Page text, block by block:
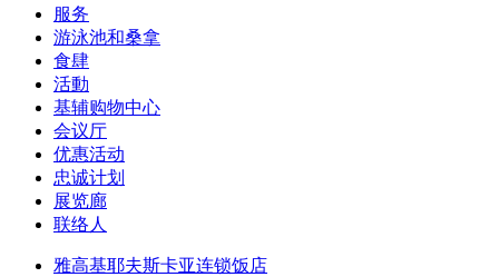
服务
游泳池和桑拿
食肆
活動
基辅购物中心
会议厅
优惠活动
忠诚计划
展览廊
联络人
雅高基耶夫斯卡亚连锁饭店